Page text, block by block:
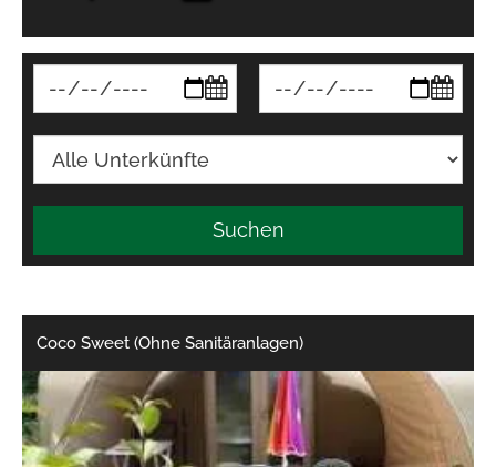
Suchen
Coco Sweet (Ohne Sanitäranlagen)